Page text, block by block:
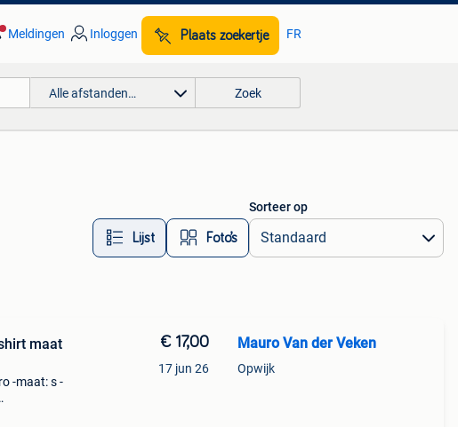
Meldingen Inloggen Plaats zoekertje FR
Alle afstanden… Zoek
Lijst Foto’s
Sorteer op
maat
-maat: s -
€ 17,00
17 jun 26
Mauro Van der Veken
Opwijk